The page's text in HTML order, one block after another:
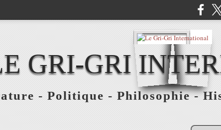
GRI-GRI
- Politique - Philosophie -